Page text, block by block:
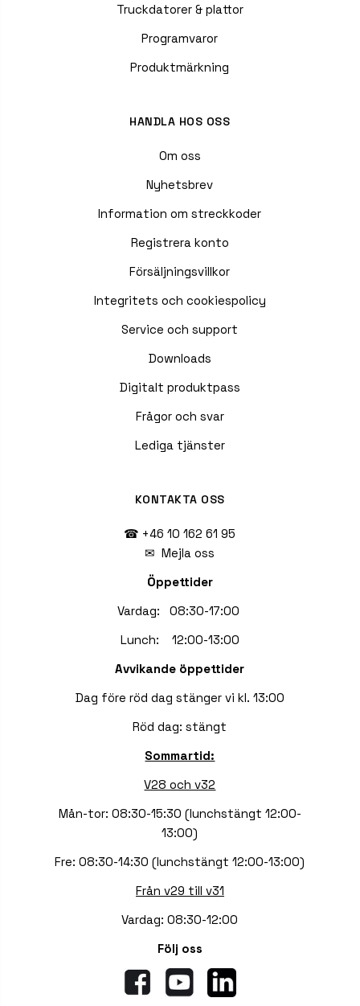
Truckdatorer & plattor
Programvaror
Produktmärkning
HANDLA HOS OSS
Om oss
Nyhetsbrev
Information om streckkoder
Registrera konto
Försäljningsvillkor
Integritets och cookiespolicy
Service och support
Downloads
Digitalt produktpass
Frågor och svar
Lediga tjänster
KONTAKTA OSS
☎ +46 10 162 61 95
✉Mejla oss
Öppettider
Vardag: 08:30-17:00
Lunch: 12:00-13:00
Avvikande öppettider
Dag före röd dag stänger vi kl. 13:00
Röd dag: stängt
Sommartid:
V28 och v32
Mån-tor: 08:30-15:30 (lunchstängt 12:00-
13:00)
Fre: 08:30-14:30 (lunchstängt 12:00-13:00)
Från v29 till v31
Vardag: 08:30-12:00
Följ oss